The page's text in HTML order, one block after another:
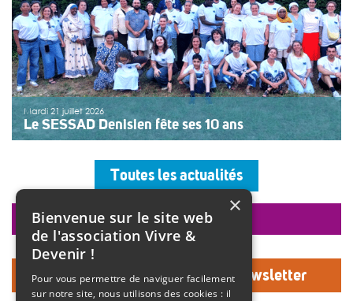
Mardi 21 juillet 2026
Le SESSAD Denisien fête ses 10 ans
accueillaient les invités autour d’un buffet, dans une
ambiance musicale live assurée par un groupe de
musiciens. Christine Manadi, directrice du SESSAD
depuis sa création, est revenue sur l’histoire […]
>>Lire la suite
Toutes les actualités
Inscrivez-vous à notre Newsletter
faire un don
×
Bienvenue sur le site web
de l'association Vivre &
Devenir !
Pour vous permettre de naviguer facilement
sur notre site, nous utilisons des cookies : il